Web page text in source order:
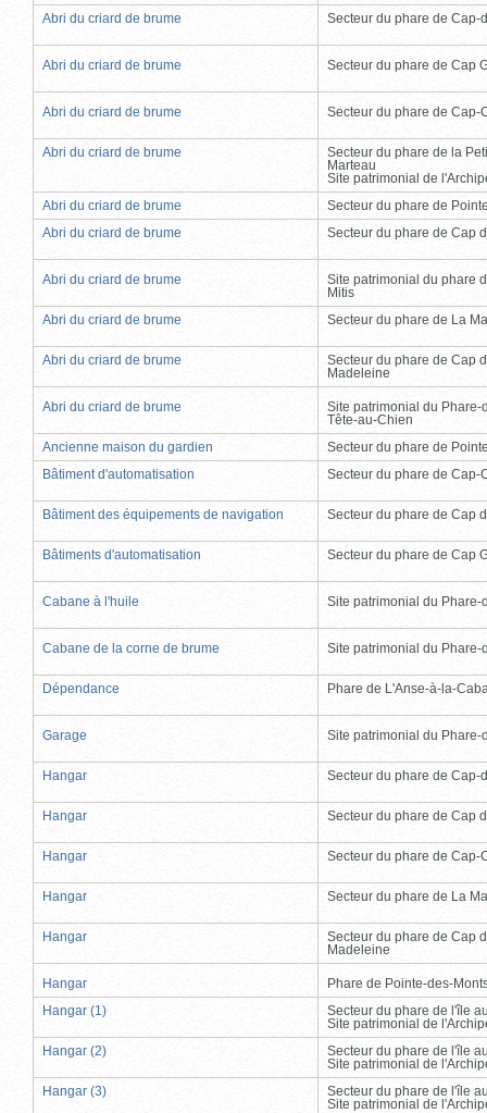
Abri du criard de brume
Secteur du phare de Cap-
Abri du criard de brume Secteur du phare de Cap
Abri du criard de brume Secteur du phare de Cap-
Abri du criard de brume
Secteur du phare de la
Marteau
Site patrimonial de
Abri du criard de brume
Secteur du phare de
Abri du criard de brume
Secteur du phare de Cap
Abri du criard de brume
Site patrimonial du phare
Mitis
Abri du criard de brume
Secteur du phare de La
Abri du criard de brume
Secteur du phare de Cap
Madeleine
Abri du criard de brume
Site patrimonial du Phare-
Tête-au-Chien
Ancienne maison du gardien
Secteur du phare de
Bâtiment d'automatisation
Secteur du phare de Cap-
Bâtiment des équipements de navigation Secteur du phare de Cap
Bâtiments d'automatisation Secteur du phare de Cap
Cabane à l'huile Site patrimonial du Phare-
Cabane de la corne de brume Site patrimonial du Phare-
Dépendance Phare de L'Anse-à-la-
Garage Site patrimonial du Phare-
Hangar Secteur du phare de Cap-
Hangar Secteur du phare de Cap
Hangar Secteur du phare de Cap-
Hangar Secteur du phare de La
Hangar
Secteur du phare de Cap
Madeleine
Hangar
Phare de Pointe-des-
Hangar (1)
Secteur du phare de l'île
Site patrimonial de
Hangar (2)
Secteur du phare de l'île
Site patrimonial de
Hangar (3)
Secteur du phare de l'île
Site patrimonial de